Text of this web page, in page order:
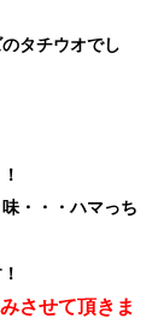
タチウオでし
・・・ハマっち
させて頂きま